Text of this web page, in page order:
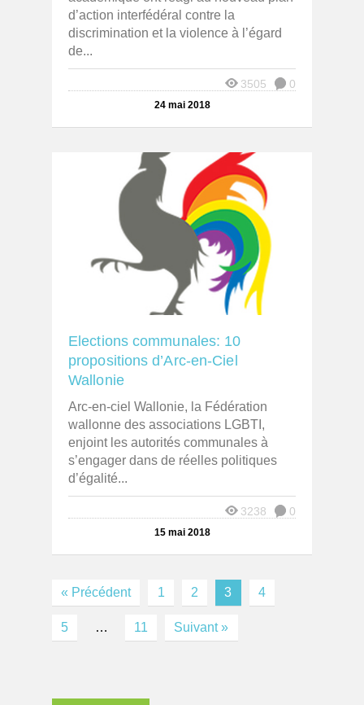
d’action interfédéral contre la
discrimination et la violence à l’égard
de...
0
3505
24 mai 2018
Elections communales: 10
propositions d’Arc-en-Ciel
Wallonie
Arc-en-ciel Wallonie, la Fédération
wallonne des associations LGBTI,
enjoint les autorités communales à
s’engager dans de réelles politiques
d’égalité...
0
3238
15 mai 2018
« Précédent 1 2 3 4
5 … 11 Suivant »